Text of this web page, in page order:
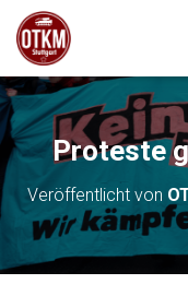
Proteste
Veröffentlicht von